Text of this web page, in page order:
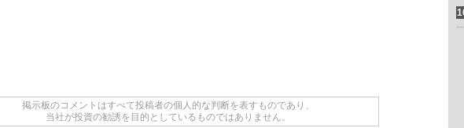
掲示板のコメントはすべて投稿者の個人的な判断を表すものであり、
当社が投資の勧誘を目的としているものではありません。